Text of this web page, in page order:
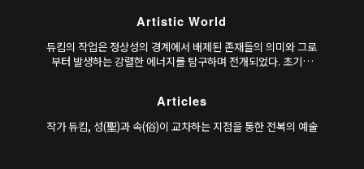
Artistic World
듀킴의 작업은 정상성의 경계에서 배제된 존재들의 의미와 그로
부터 발생하는 강렬한 에너지를 탐구하며 전개되었다. 초기작
(HornyHoneydew)를 통해 호모 사피엔스가 포스트휴먼으로
진화하는 과정을 그리며, 젠더·섹슈얼리티·종교·과학의 교차
지점을 탐색했다.
Articles
작가 듀킴, 성(聖)과 속(俗)이 교차하는 지점을 통한 전복의 예술